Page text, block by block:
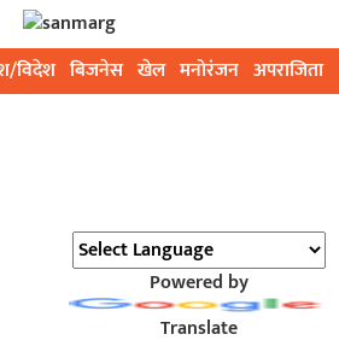
विदेश बिजनेस खेल मनोरंजन अपराजिता
Powered by
Translate